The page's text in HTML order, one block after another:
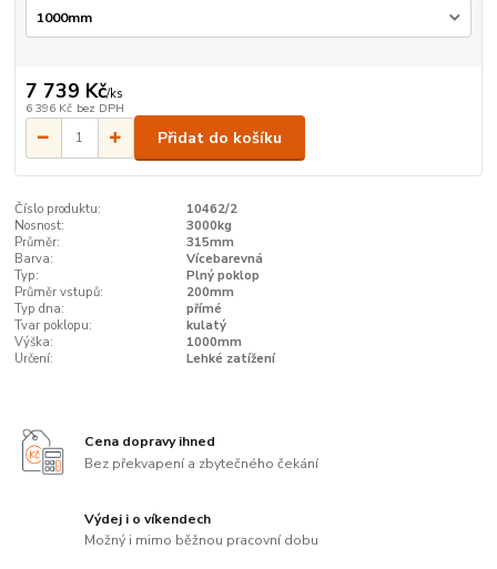
7 739 Kč/ks
6 396 Kč bez DPH
Přidat do košíku
Číslo produktu:
10462/2
Nosnost:
3000kg
Průměr:
315mm
Barva:
Vícebarevná
Typ:
Plný poklop
Průměr vstupů:
200mm
Typ dna:
přímé
Tvar poklopu:
kulatý
Výška:
1000mm
Určení:
Lehké zatížení
Cena dopravy ihned
Bez překvapení a zbytečného čekání
Výdej i o víkendech
Možný i mimo běžnou pracovní dobu